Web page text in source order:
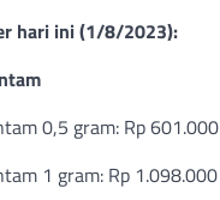
hari ini (1/8/2023):
0,5 gram: Rp 601.000
1 gram: Rp 1.098.000